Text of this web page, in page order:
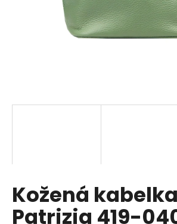
Kožená kabelka
Patrizia 419-
D
o
p